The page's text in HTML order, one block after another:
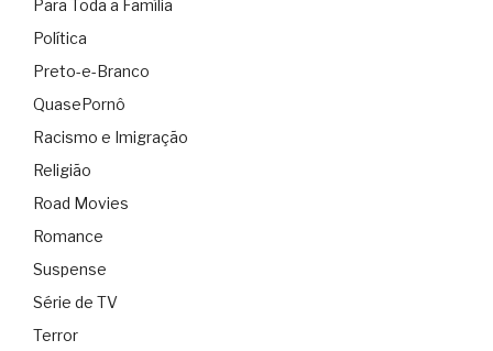
Para Toda a Família
Política
Preto-e-Branco
QuasePornô
Racismo e Imigração
Religião
Road Movies
Romance
Suspense
Série de TV
Terror